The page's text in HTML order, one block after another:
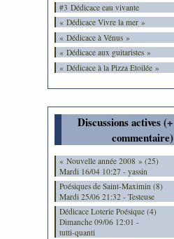
#3 Dédicace eau vivante
« Dédicace Vivre la mer »
« Dédicace à Vénus »
« Dédicace aux guitaristes »
« Dédicace à la Pizza Etoilée »
Discussions actives (+
commentaire)
« Nouvelle année 2008 » (25)
Mardi 16/04 10:27 - yassin
Poésiques de Saint-Maximin (8)
Mardi 25/06 21:32 - Testeuse
Dédicace Loterie Poésique (4)
Dimanche 09/06 12:01 -
tutti-quanti